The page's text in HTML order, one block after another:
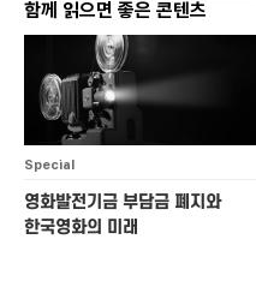
함께 읽으면 좋은 콘텐츠
Special
영화발전기금 부담금 폐지와
한국영화의 미래